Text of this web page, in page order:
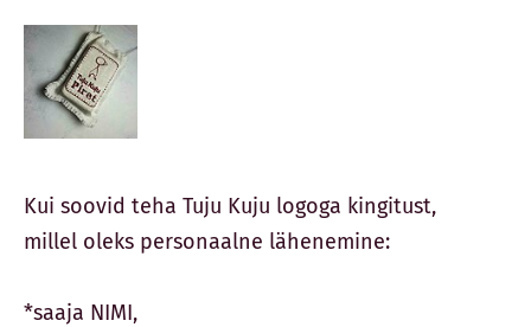
Kui soovid teha Tuju Kuju logoga kingitust,
millel oleks personaalne lähenemine:
*saaja NIMI,